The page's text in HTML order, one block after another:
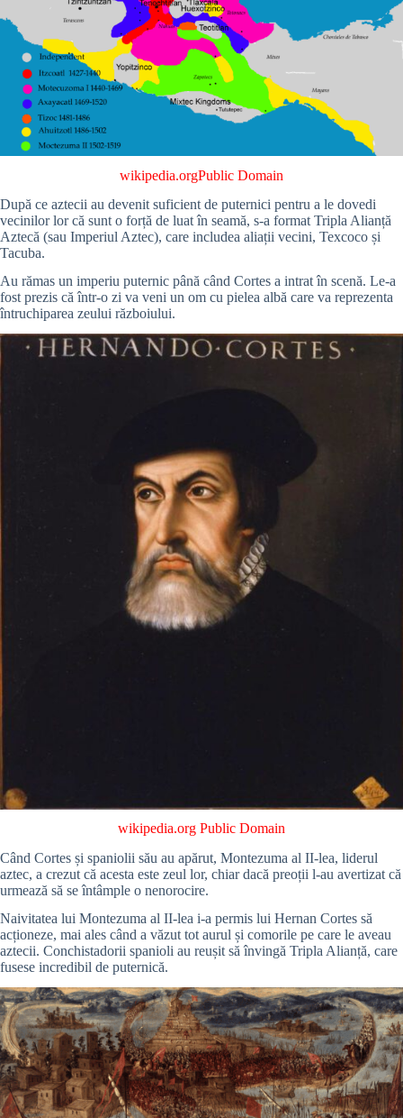
wikipedia.orgPublic Domain
După ce aztecii au devenit suficient de puternici pentru a le dovedi
vecinilor lor că sunt o forță de luat în seamă, s-a format Tripla Alianță
Aztecă (sau Imperiul Aztec), care includea aliații vecini, Texcoco și
Tacuba.
Au rămas un imperiu puternic până când Cortes a intrat în scenă. Le-a
fost prezis că într-o zi va veni un om cu pielea albă care va reprezenta
întruchiparea zeului războiului.
wikipedia.org Public Domain
Când Cortes și spaniolii său au apărut, Montezuma al II-lea, liderul
aztec, a crezut că acesta este zeul lor, chiar dacă preoții l-au avertizat că
urmează să se întâmple o nenorocire.
Naivitatea lui Montezuma al II-lea i-a permis lui Hernan Cortes să
acționeze, mai ales când a văzut tot aurul și comorile pe care le aveau
aztecii. Conchistadorii spanioli au reușit să învingă Tripla Alianță, care
fusese incredibil de puternică.